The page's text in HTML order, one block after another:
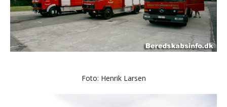
Foto: Henrik Larsen